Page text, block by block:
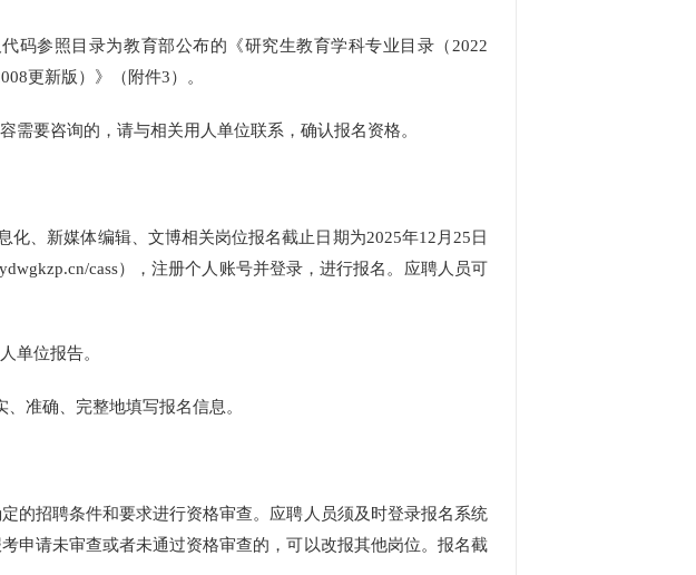
参照目录为教育部公布的《研究生教育学科专业目录（2022
更新版）》（附件3）。
要咨询的，请与相关用人单位联系，确认报名资格。
、新媒体编辑、文博相关岗位报名截止日期为2025年12月25日
cass），注册个人账号并登录，进行报名。应聘人员可
单位报告。
准确、完整地填写报名信息。
招聘条件和要求进行资格审查。应聘人员须及时登录报名系统
申请未审查或者未通过资格审查的，可以改报其他岗位。报名截